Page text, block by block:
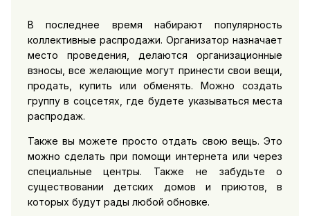
В последнее время набирают популярность
коллективные распродажи. Организатор назначает
место проведения, делаются организационные
взносы, все желающие могут принести свои вещи,
продать, купить или обменять. Можно создать
группу в соцсетях, где будете указываться места
распродаж.
Также вы можете просто отдать свою вещь. Это
можно сделать при помощи интернета или через
специальные центры. Также не забудьте о
существовании детских домов и приютов, в
которых будут рады любой обновке.